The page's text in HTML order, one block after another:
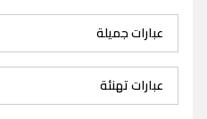
عبارات جميلة
عبارات تهنئة